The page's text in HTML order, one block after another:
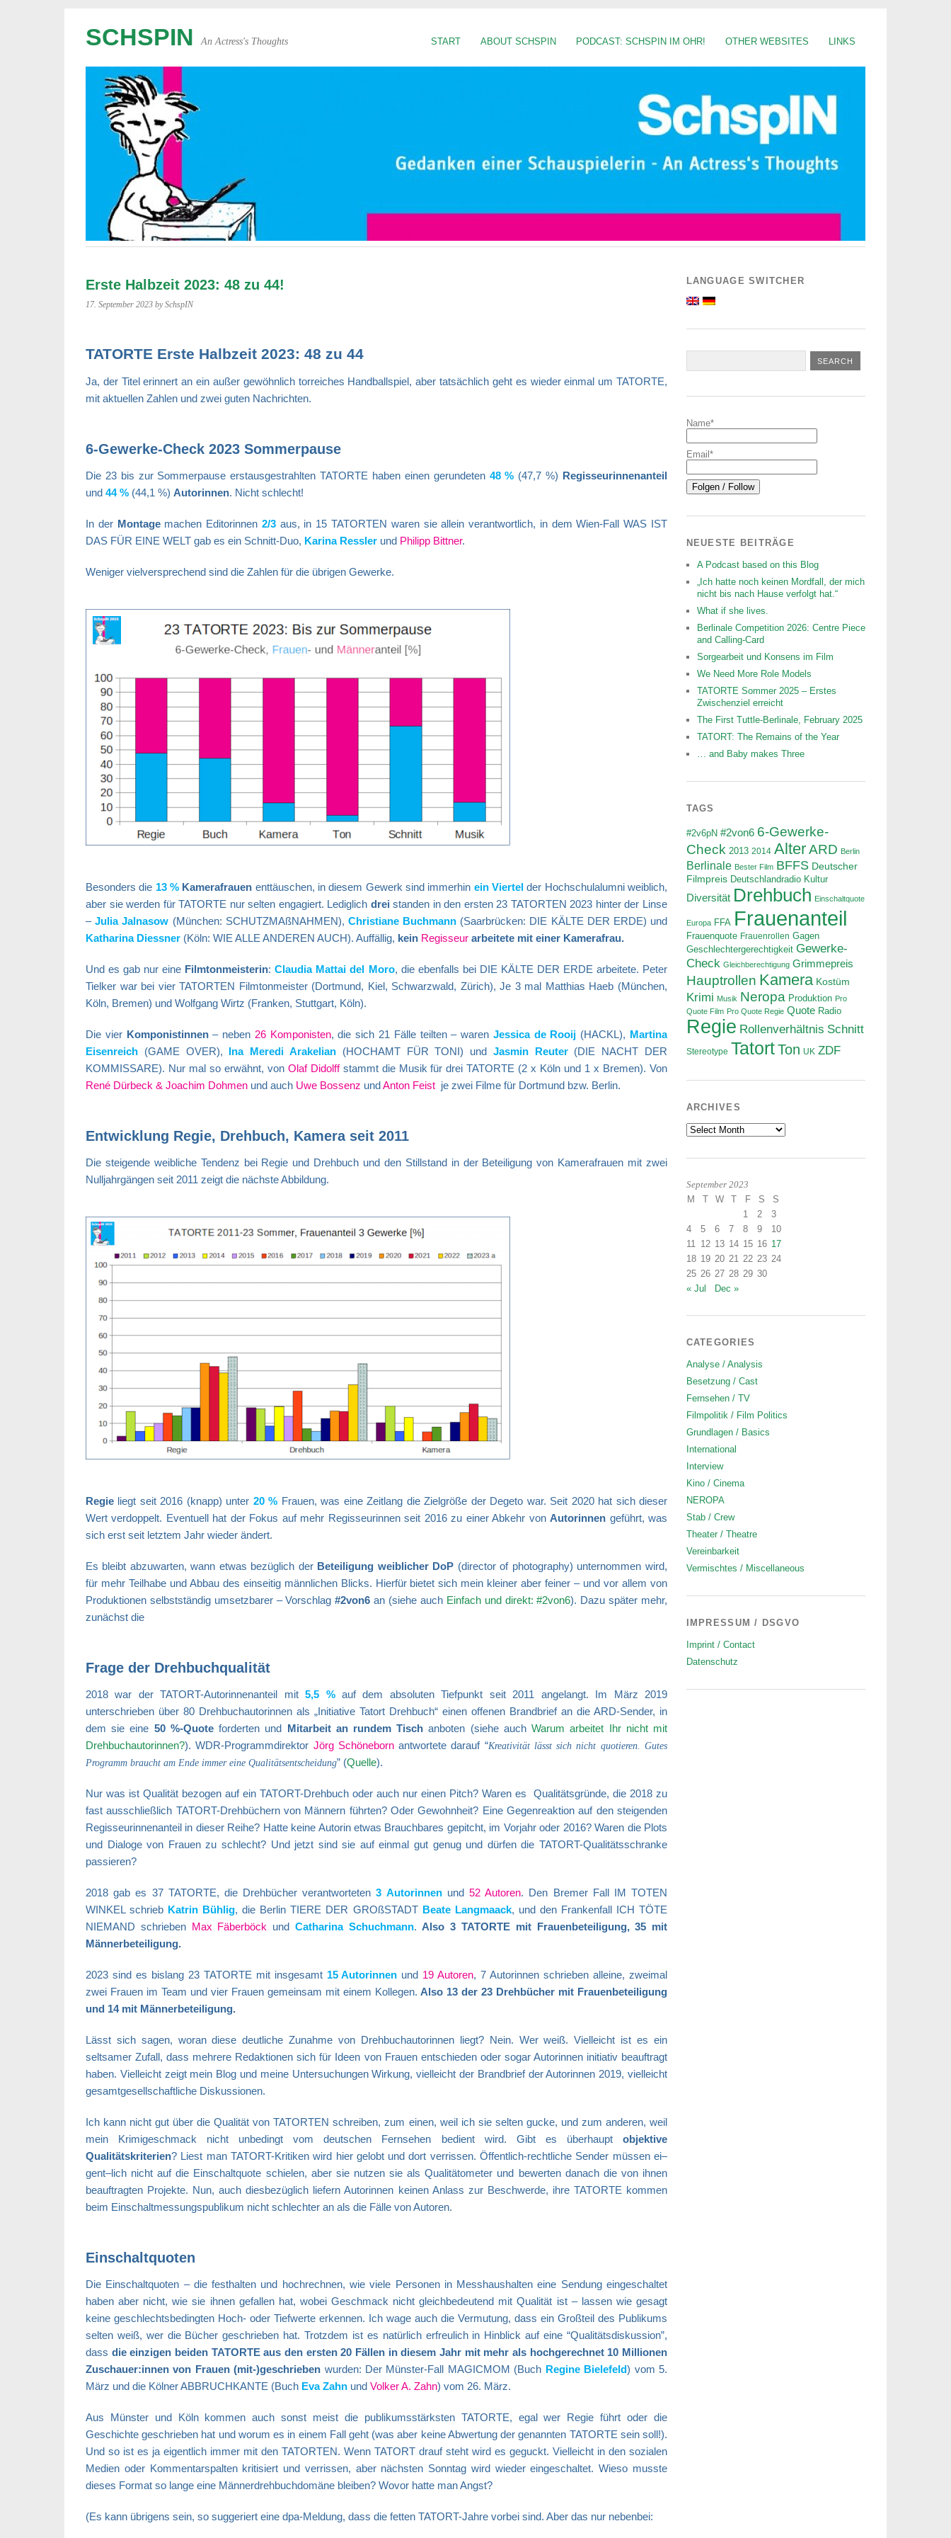
START ABOUT SCHSPIN PODCAST: SCHSPIN IM OHR! OTHER WEBSITES LINKS
SCHSPIN An Actress's Thoughts
Erste Halbzeit 2023: 48 zu 44!
17. September 2023 by SchspIN
TATORTE Erste Halbzeit 2023: 48 zu 44
Ja, der Titel erinnert an ein außer gewöhnlich torreiches Handballspiel, aber tatsächlich geht es wieder einmal um TATORTE,
mit aktuellen Zahlen und zwei guten Nachrichten.
6-Gewerke-Check 2023 Sommerpause
Die 23 bis zur Sommerpause erstausgestrahlten TATORTE haben einen gerundeten 48 % (47,7 %) Regisseurinnenanteil
und 44 % (44,1 %) Autorinnen. Nicht schlecht!
In der Montagemachen Editorinnen 2/3aus, in 15 TATORTEN waren sie allein verantwortlich, in dem Wien-Fall WAS IST
DAS FÜR EINE WELT gab es ein Schnitt-Duo, Karina Ressler und Philipp Bittner.
Weniger vielversprechend sind die Zahlen für die übrigen Gewerke.
Besonders die 13 % Kamerafrauen enttäuschen, in diesem Gewerk sind immerhin ein Viertel der Hochschulalumni weiblich,
aber sie werden für TATORTE nur selten engagiert. Lediglich drei standen in den ersten 23 TATORTEN 2023 hinter der Linse
–Julia Jalnasow (München: SCHUTZMAßNAHMEN), Christiane Buchmann (Saarbrücken: DIE KÄLTE DER ERDE) und
Katharina Diessner (Köln: WIE ALLE ANDEREN AUCH). Auffällig, kein Regisseur arbeitete mit einer Kamerafrau.
Und es gab nur eine Filmtonmeisterin:Claudia Mattai del Moro, die ebenfalls bei DIE KÄLTE DER ERDE arbeitete. Peter
Tielker war bei vier TATORTEN Filmtonmeister (Dortmund, Kiel, Schwarzwald, Zürich), Je 3 mal Matthias Haeb (München,
Köln, Bremen) und Wolfgang Wirtz (Franken, Stuttgart, Köln).
Die vier Komponistinnen– neben 26 Komponisten, die sich 21 Fälle teilten – waren Jessica de Rooij (HACKL), Martina
Eisenreich (GAME OVER), Ina Meredi Arakelian(HOCHAMT FÜR TONI) und Jasmin Reuter(DIE NACHT DER
KOMMISSARE). Nur mal so erwähnt, von Olaf Didolffstammt die Musik für drei TATORTE (2 x Köln und 1 x Bremen). Von
René Dürbeck & Joachim Dohmen und auch Uwe Bossenz undAnton Feist je zwei Filme für Dortmund bzw. Berlin.
Entwicklung Regie, Drehbuch, Kamera seit 2011
Die steigende weibliche Tendenz bei Regie und Drehbuch und den Stillstand in der Beteiligung von Kamerafrauen mit zwei
Nulljahrgängen seit 2011 zeigt die nächste Abbildung.
Regie liegt seit 2016 (knapp) unter 20 % Frauen, was eine Zeitlang die Zielgröße der Degeto war. Seit 2020 hat sich dieser
Wert verdoppelt. Eventuell hat der Fokus auf mehr Regisseurinnen seit 2016 zu einer Abkehr vonAutorinnen geführt, was
sich erst seit letztem Jahr wieder ändert.
Es bleibt abzuwarten, wann etwas bezüglich der Beteiligung weiblicher DoP (director of photography) unternommen wird,
für mehr Teilhabe und Abbau des einseitig männlichen Blicks. Hierfür bietet sich mein kleiner aber feiner – und vor allem von
Produktionen selbstständig umsetzbarer – Vorschlag#2von6 an (siehe auch Einfach und direkt: #2von6). Dazu später mehr,
zunächst die
Frage der Drehbuchqualität
2018 war der TATORT-Autorinnenanteil mit5,5 % auf dem absoluten Tiefpunkt seit 2011 angelangt. Im März 2019
unterschrieben über 80 Drehbuchautorinnen als „Initiative Tatort Drehbuch“ einen offenen Brandbrief an die ARD-Sender, in
dem sie eine 50 %-Quoteforderten und Mitarbeit an rundem Tisch anboten (siehe auchWarum arbeitet Ihr nicht mit
Drehbuchautorinnen?). WDR-Programmdirektor Jörg Schönebornantwortete darauf “Kreativität lässt sich nicht quotieren. Gutes
Programm braucht am Ende immer eine Qualitätsentscheidung” (Quelle).
Nur was ist Qualität bezogen auf ein TATORT-Drehbuch oder auch nur einen Pitch? Waren es Qualitätsgründe, die 2018 zu
fast ausschließlich TATORT-Drehbüchern von Männern führten? Oder Gewohnheit? Eine Gegenreaktion auf den steigenden
Regisseurinnenanteil in dieser Reihe? Hatte keine Autorin etwas Brauchbares gepitcht, im Vorjahr oder 2016? Waren die Plots
und Dialoge von Frauen zu schlecht? Und jetzt sind sie auf einmal gut genug und dürfen die TATORT-Qualitätsschranke
passieren?
2018 gab es 37 TATORTE, die Drehbücher verantworteten3 Autorinnen und 52 Autoren. Den Bremer Fall IM TOTEN
WINKEL schrieb Katrin Bühlig, die Berlin TIERE DER GROßSTADT Beate Langmaack, und den Frankenfall ICH TÖTE
NIEMAND schrieben Max Fäberböck und Catharina Schuchmann.Also 3 TATORTE mit Frauenbeteiligung, 35 mit
Männerbeteiligung.
2023 sind es bislang 23 TATORTE mit insgesamt 15 Autorinnen und 19 Autoren, 7 Autorinnen schrieben alleine, zweimal
zwei Frauen im Team und vier Frauen gemeinsam mit einem Kollegen. Also 13 der 23 Drehbücher mit Frauenbeteiligung
und 14 mit Männerbeteiligung.
Lässt sich sagen, woran diese deutliche Zunahme von Drehbuchautorinnen liegt? Nein. Wer weiß. Vielleicht ist es ein
seltsamer Zufall, dass mehrere Redaktionen sich für Ideen von Frauen entschieden oder sogar Autorinnen initiativ beauftragt
haben. Vielleicht zeigt mein Blog und meine Untersuchungen Wirkung, vielleicht der Brandbrief der Autorinnen 2019, vielleicht
gesamtgesellschaftliche Diskussionen.
Ich kann nicht gut über die Qualität von TATORTEN schreiben, zum einen, weil ich sie selten gucke, und zum anderen, weil
mein Krimigeschmack nicht unbedingt vom deutschen Fernsehen bedient wird. Gibt es überhauptobjektive
Qualitätskriterien? Liest man TATORT-Kritiken wird hier gelobt und dort verrissen.Öffentlich-rechtliche Sender müssen ei–
gent–lich nicht auf die Einschaltquote schielen, aber sie nutzen sie als Qualitätometer und bewerten danach die von ihnen
beauftragten Projekte. Nun, auch diesbezüglich liefern Autorinnen keinen Anlass zur Beschwerde, ihre TATORTE kommen
beim Einschaltmessungspublikum nicht schlechter an als die Fälle von Autoren.
Einschaltquoten
Die Einschaltquoten – die festhalten und hochrechnen, wie viele Personen in Messhaushalten eine Sendung eingeschaltet
haben aber nicht, wie sie ihnen gefallen hat, wobei Geschmack nicht gleichbedeutend mit Qualität ist – lassen wie gesagt
keine geschlechtsbedingten Hoch- oder Tiefwerte erkennen. Ich wage auch die Vermutung, dass ein Großteil des Publikums
selten weiß, wer die Bücher geschrieben hat. Trotzdem ist es natürlich erfreulich in Hinblick auf eine “Qualitätsdiskussion”,
dass die einzigen beiden TATORTE aus den ersten 20 Fällen in diesem Jahr mit mehr als hochgerechnet 10 Millionen
Zuschauer:innen von Frauen (mit-)geschrieben wurden: Der Münster-Fall MAGICMOM (Buch Regine Bielefeld) vom 5.
März und die Kölner ABBRUCHKANTE (Buch Eva Zahn und Volker A. Zahn) vom 26. März.
Aus Münster und Köln kommen auch sonst meist die publikumsstärksten TATORTE, egal wer Regie führt oder die
Geschichte geschrieben hat und worum es in einem Fall geht (was aber keine Abwertung der genannten TATORTE sein soll!).
Und so ist es ja eigentlich immer mit den TATORTEN. Wenn TATORT drauf steht wird es geguckt. Vielleicht in den sozialen
Medien oder Kommentarspalten kritisiert und verrissen, aber nächsten Sonntag wird wieder eingeschaltet. Wieso musste
dieses Format so lange eine Männerdrehbuchdomäne bleiben? Wovor hatte man Angst?
(Es kann übrigens sein, so suggeriert eine dpa-Meldung, dass die fetten TATORT-Jahre vorbei sind. Aber das nur nebenbei:
LANGUAGE SWITCHER
Name*
Email*
NEUESTE BEITRÄGE
A Podcast based on this Blog
„Ich hatte noch keinen Mordfall, der mich
nicht bis nach Hause verfolgt hat.“
What if she lives.
Berlinale Competition 2026: Centre Piece
and Calling-Card
Sorgearbeit und Konsens im Film
We Need More Role Models
TATORTE Sommer 2025 – Erstes
Zwischenziel erreicht
The First Tuttle-Berlinale, February 2025
TATORT: The Remains of the Year
… and Baby makes Three
TAGS
#2v6pN #2von6 6-Gewerke-
Check 2013 2014 Alter ARD Berlin
Berlinale Bester Film BFFS Deutscher
Filmpreis Deutschlandradio Kultur
Diversität Drehbuch Einschaltquote
Europa FFA Frauenanteil
Frauenquote Frauenrollen Gagen
Geschlechtergerechtigkeit Gewerke-
Check Gleichberechtigung Grimmepreis
Hauptrollen Kamera Kostüm
Krimi Musik Neropa Produktion Pro
Quote Film Pro Quote Regie Quote Radio
Regie Rollenverhältnis Schnitt
Stereotype Tatort Ton UK ZDF
ARCHIVES
Archives
September 2023
M T W T F S
S
1
2
3
4
5 6 7 8 9
10
11 12 13 14 15 16 17
18 19 20 21 22 23 24
25 26 27 28 29 30
« Jul
Dec »
CATEGORIES
Analyse / Analysis
Besetzung / Cast
Fernsehen / TV
Filmpolitik / Film Politics
Grundlagen / Basics
International
Interview
Kino / Cinema
NEROPA
Stab / Crew
Theater / Theatre
Vereinbarkeit
Vermischtes / Miscellaneous
IMPRESSUM / DSGVO
Imprint / Contact
Datenschutz